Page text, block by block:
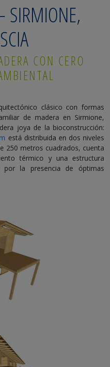
SIRMIONE,
CON CERO
clásico con formas
de madera en Sirmione,
joya de la bioconstrucción:
está distribuida en dos niveles
250 metros cuadrados, cuenta
térmico y una estructura
por la presencia de óptimas